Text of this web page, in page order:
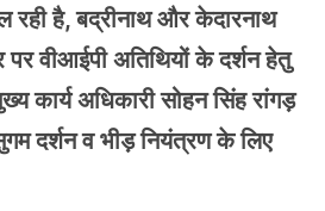
रही है, बद्रीनाथ और केदारनाथ
पर वीआईपी अतिथियों के दर्शन हेतु
कार्य अधिकारी सोहन सिंह रांगड़
दर्शन व भीड़ नियंत्रण के लिए